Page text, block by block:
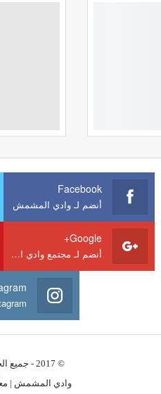
Facebook
أنضم لـ وادي المشمش
Google+
أنضم لـ مجتمع وادي المشمش
© 2017 - جميع الحقوق محفوظة.
وادي المشمش |